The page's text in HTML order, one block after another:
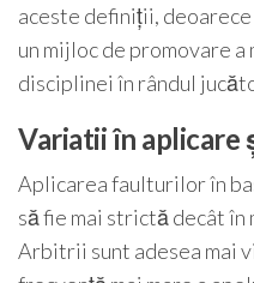
aceste definiții,
un mijloc de promovare
disciplinei în rândul
Variatii în aplicare
Aplicarea faulturilor în
să fie mai strictă decât
Arbitrii sunt adesea mai